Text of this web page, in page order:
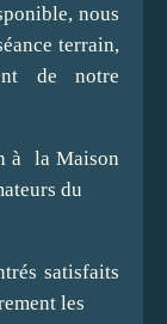
nous
terrain,
de notre
à la Maison
du
satisfaits
les